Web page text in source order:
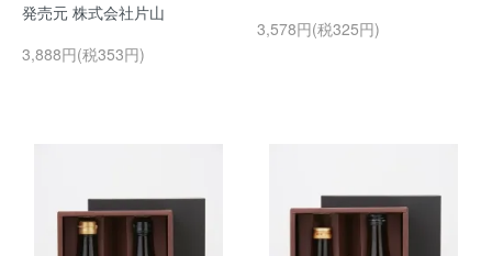
発売元 株式会社片山
3,888円(税353円)
3,578円(税325円)